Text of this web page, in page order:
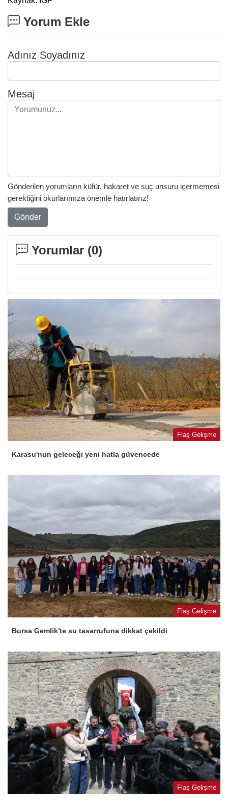
Yorum Ekle
Adınız Soyadınız
Mesaj
Gönderilen yorumların küfür, hakaret ve suç unsuru içermemesi
gerektiğini okurlarımıza önemle hatırlatırız!
Gönder
Yorumlar (0)
Flaş Gelişme
Karasu'nun geleceği yeni hatla güvencede
Flaş Gelişme
Bursa Gemlik'te su tasarrufuna dikkat çekildi
Flaş Gelişme